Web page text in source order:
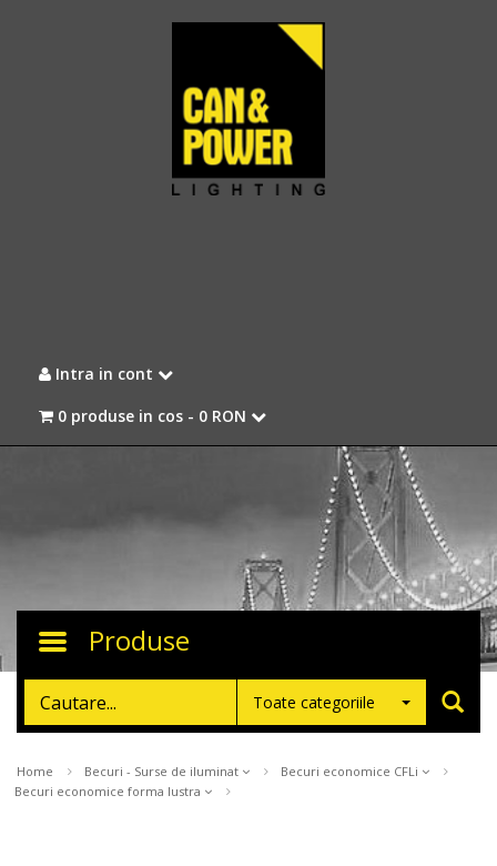
Intra in cont
0 produse in cos - 0 RON
Toggle
Produse
Toate categoriile
Home Becuri - Surse de iluminat
Becuri economice CFLi
Becuri economice forma lustra